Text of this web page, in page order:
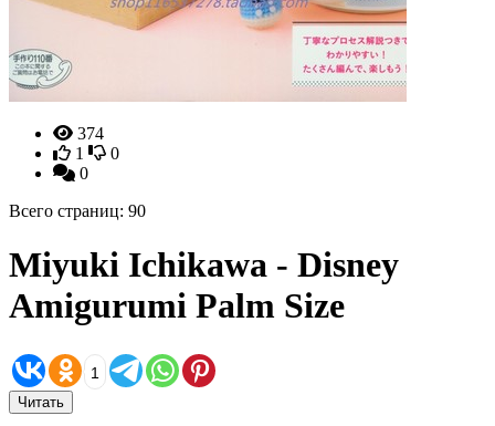
374
1
0
0
Всего страниц: 90
Miyuki Ichikawa - Disney
Amigurumi Palm Size
1
Читать